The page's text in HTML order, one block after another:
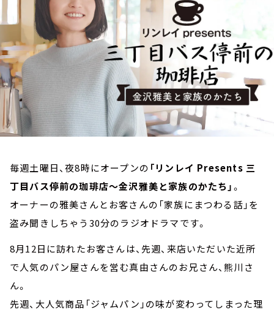
毎週土曜日、夜8時にオープンの 「リンレイ Presents 三
丁目バス停前の珈琲店～金沢雅美と家族のかたち」。
オーナーの雅美さんとお客さんの「家族にまつわる話」を
盗み聞きしちゃう30分のラジオドラマです。
8月12日に訪れたお客さんは、先週、来店いただいた近所
で人気のパン屋さんを営む真由さんのお兄さん、熊川さ
ん。
先週、大人気商品「ジャムパン」の味が変わってしまった理